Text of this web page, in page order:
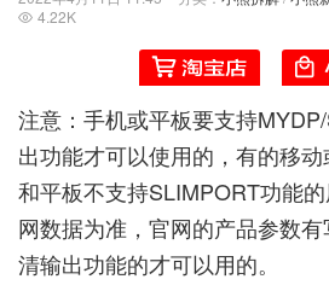
 4.22K
注意：手机或平板要支持
出功能才可以使用的，有的移
和平板不支持SLIMPORT功能
网数据为准，官网的产品参数
清输出功能的才可以用的。